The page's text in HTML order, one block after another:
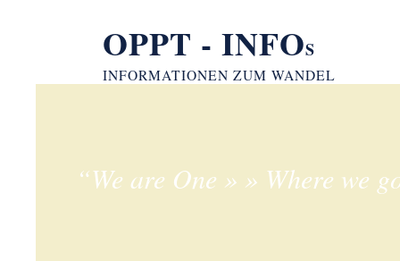
OPPT - INFOS
INFORMATIONEN ZUM WANDEL
“We are One » » Where we